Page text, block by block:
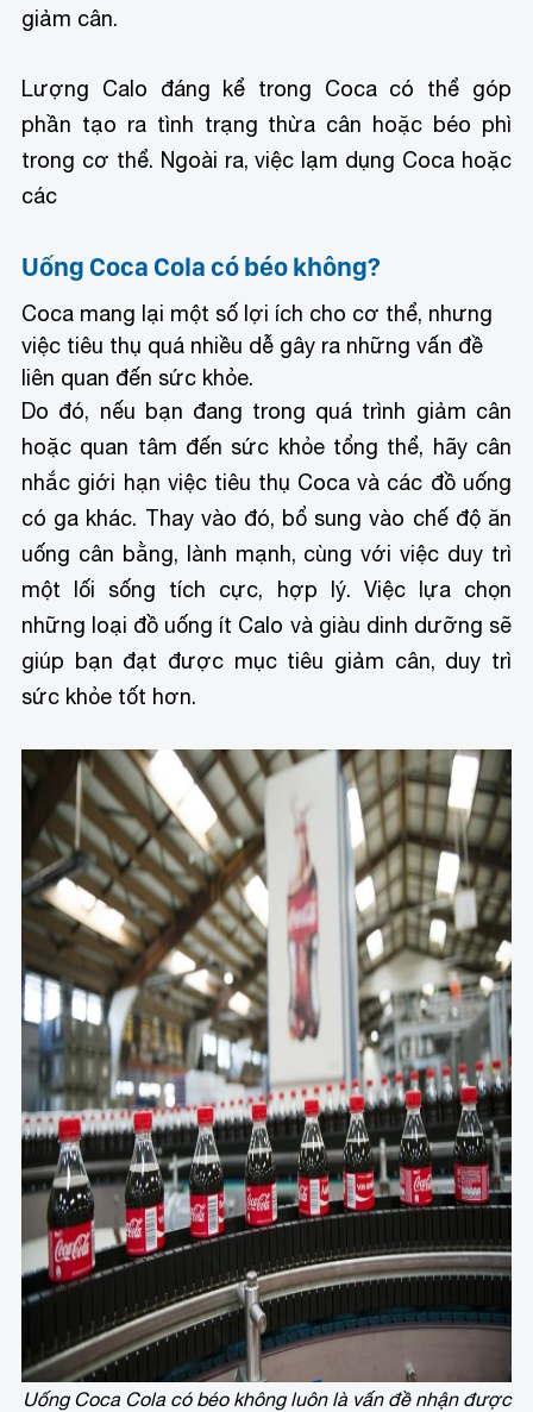
giảm cân.
Lượng Calo đáng kể trong Coca có thể góp
phần tạo ra tình trạng thừa cân hoặc béo phì
trong cơ thể. Ngoài ra, việc lạm dụng Coca hoặc
các
Uống Coca Cola có béo không?
Coca mang lại một số lợi ích cho cơ thể, nhưng
việc tiêu thụ quá nhiều dễ gây ra những vấn đề
liên quan đến sức khỏe.
Do đó, nếu bạn đang trong quá trình giảm cân
hoặc quan tâm đến sức khỏe tổng thể, hãy cân
nhắc giới hạn việc tiêu thụ Coca và các đồ uống
có ga khác. Thay vào đó, bổ sung vào chế độ ăn
uống cân bằng, lành mạnh, cùng với việc duy trì
một lối sống tích cực, hợp lý. Việc lựa chọn
những loại đồ uống ít Calo và giàu dinh dưỡng sẽ
giúp bạn đạt được mục tiêu giảm cân, duy trì
sức khỏe tốt hơn.
Uống Coca Cola có béo không luôn là vấn đề nhận được